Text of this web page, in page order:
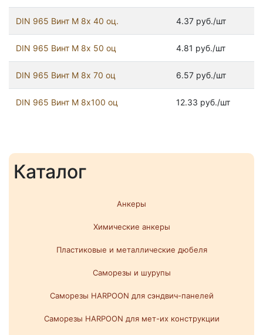
Каталог
Анкеры
Химические анкеры
Пластиковые и металлические дюбеля
Саморезы и шурупы
Саморезы HARPOON для сэндвич-панелей
Саморезы HARPOON для мет-их конструкции
DIN 965 Винт М 8х 40 оц. 4.37 руб./шт
DIN 965 Винт М 8х 50 оц 4.81 руб./шт
DIN 965 Винт М 8х 70 оц 6.57 руб./шт
DIN 965 Винт М 8х100 оц 12.33 руб./шт